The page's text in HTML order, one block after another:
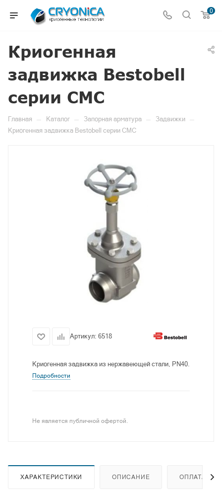
0
Криогенная
задвижка Bestobell
серии CMC
Главная — Каталог — Запорная арматура — Задвижки —
Криогенная задвижка Bestobell серии CMC
Артикул: 6518
Криогенная задвижка из нержавеющей стали, PN40.
Подробности
Не является публичной офертой.
ХАРАКТЕРИСТИКИ ОПИСАНИЕ ОПЛАТА